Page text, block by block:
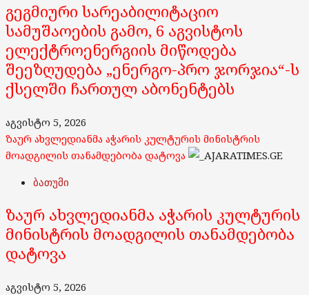
გეგმიური სარეაბილიტაციო
სამუშაოების გამო, 6 აგვისტოს
ელექტროენერგიის მიწოდება
შეეზღუდება „ენერგო-პრო ჯორჯია“-ს
ქსელში ჩართულ აბონენტებს
აგვისტო 5, 2026
ზაურ ახვლედიანმა აჭარის კულტურის მინისტრის
მოადგილის თანამდებობა დატოვა
ბათუმი
ზაურ ახვლედიანმა აჭარის კულტურის
მინისტრის მოადგილის თანამდებობა
დატოვა
აგვისტო 5, 2026